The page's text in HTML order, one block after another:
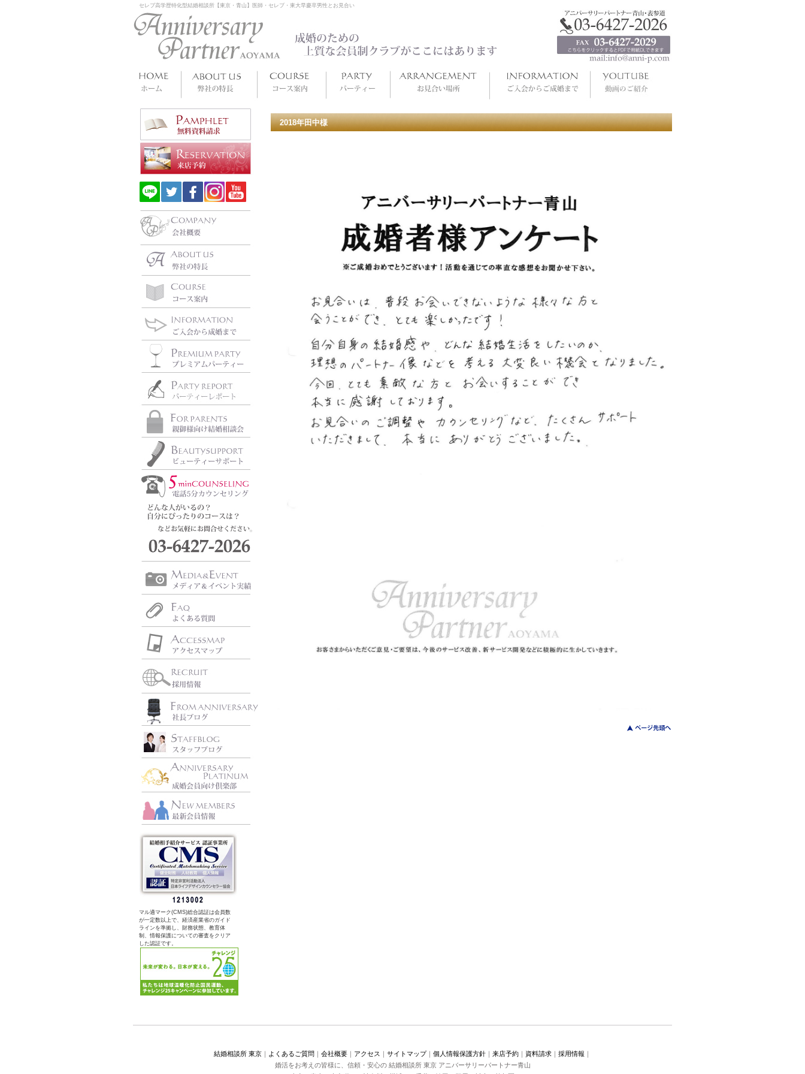
セレブ高学歴特化型結婚相談所【東京・青山】医師・セレブ・東大早慶卒男性とお見合い
2018年田中様
マル適マーク(CMS)総合認証は会員数
が一定数以上で、経済産業省のガイド
ラインを準拠し、財務状態、教育体
制、情報保護についての審査をクリア
した認証です。
結婚相談所 東京 ｜ よくあるご質問 ｜ 会社概要 ｜ アクセス ｜ サイトマップ｜ 個人情報保護方針 ｜ 来店予約 ｜ 資料請求 ｜ 採用情報 ｜
婚活をお考えの皆様に、信頼・安心の 結婚相談所 東京 アニバーサリーパートナー青山